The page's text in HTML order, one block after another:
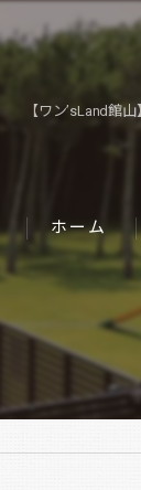
【ワン’sLand館
ホーム